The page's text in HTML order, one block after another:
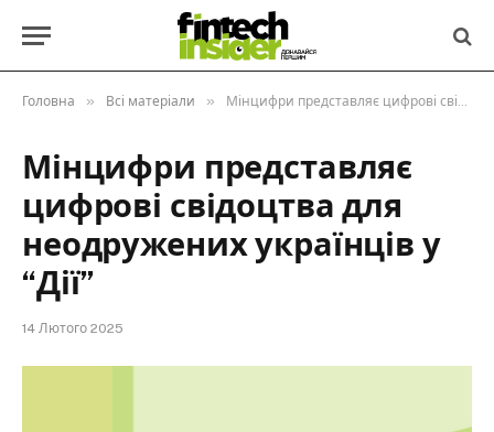
Головна » Всі матеріали » Мінцифри представляє цифрові свідоцтва для неодружених українців у “Дії”
Мінцифри представляє
цифрові свідоцтва для
неодружених українців у
“Дії”
14 Лютого 2025